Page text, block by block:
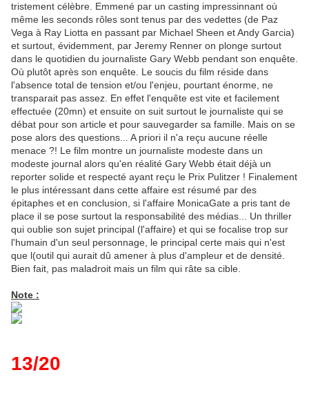
tristement célèbre. Emmené par un casting impressinnant où
même les seconds rôles sont tenus par des vedettes (de Paz
Vega à Ray Liotta en passant par Michael Sheen et Andy Garcia)
et surtout, évidemment, par Jeremy Renner on plonge surtout
dans le quotidien du journaliste Gary Webb pendant son enquête.
Où plutôt après son enquête. Le soucis du film réside dans
l'absence total de tension et/ou l'enjeu, pourtant énorme, ne
transparait pas assez. En effet l'enquête est vite et facilement
effectuée (20mn) et ensuite on suit surtout le journaliste qui se
débat pour son article et pour sauvegarder sa famille. Mais on se
pose alors des questions... A priori il n'a reçu aucune réelle
menace ?! Le film montre un journaliste modeste dans un
modeste journal alors qu'en réalité Gary Webb était déjà un
reporter solide et respecté ayant reçu le Prix Pulitzer ! Finalement
le plus intéressant dans cette affaire est résumé par des
épitaphes et en conclusion, si l'affaire MonicaGate a pris tant de
place il se pose surtout la responsabilité des médias... Un thriller
qui oublie son sujet principal (l'affaire) et qui se focalise trop sur
l'humain d'un seul personnage, le principal certe mais qui n'est
que l(outil qui aurait dû amener à plus d'ampleur et de densité.
Bien fait, pas maladroit mais un film qui râte sa cible.
Note :
13/20